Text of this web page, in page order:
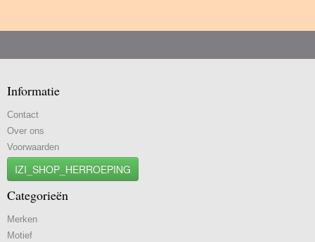
Informatie
Contact
Over ons
Voorwaarden
IZI_SHOP_HERROEPING
Categorieën
Merken
Motief